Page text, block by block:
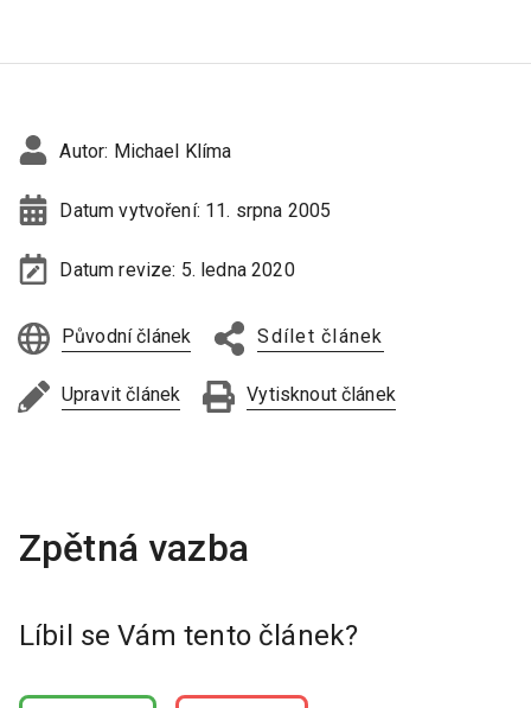
Autor: Michael Klíma
Datum vytvoření: 11. srpna 2005
Datum revize: 5. ledna 2020
Původní článek Sdílet článek
Upravit článek Vytisknout článek
Líbil se Vám tento článek?